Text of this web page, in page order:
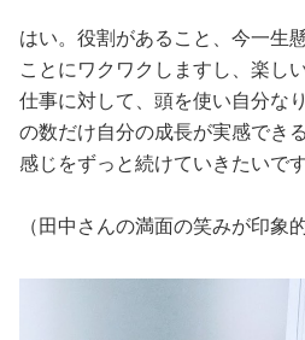
はい。役割があること、今一生
ことにワクワクしますし、楽し
仕事に対して、頭を使い自分な
の数だけ自分の成長が実感でき
感じをずっと続けていきたいです
（田中さんの満面の笑みが印象